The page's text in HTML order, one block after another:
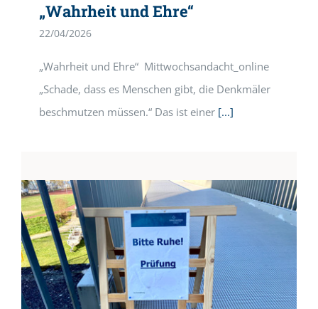
„Wahrheit und Ehre“
22/04/2026
„Wahrheit und Ehre“ Mittwochsandacht_online
„Schade, dass es Menschen gibt, die Denkmäler
beschmutzen müssen.“ Das ist einer[...]